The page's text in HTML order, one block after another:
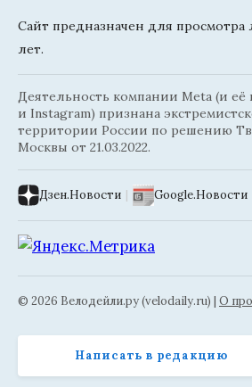
Сайт предназначен для просмотра
лет.
Деятельность компании Meta (и её
и Instagram) признана
территории России по решению
Москвы от 21.03.2022.
Дзен.Новости | Google.Новости
© 2026 Велодейли.ру (velodaily.ru) | О
Написать в редакцию